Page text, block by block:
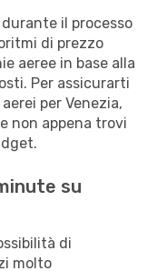
il processo
di prezzo
aeree in base alla
Per assicurarti
per Venezia,
non appena trovi
su
di
molto